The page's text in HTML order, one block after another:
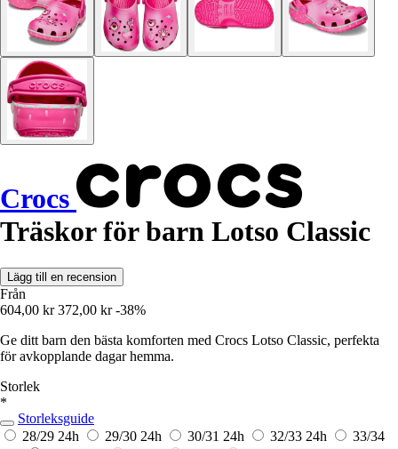
Crocs
Träskor för barn Lotso Classic
Lägg till en recension
Från
604,00 kr 372,00 kr -38%
Ge ditt barn den bästa komforten med Crocs Lotso Classic, perfekta
för avkopplande dagar hemma.
Storlek
*
Storleksguide
28/29 24h 29/30 24h 30/31 24h 32/33 24h
33/34